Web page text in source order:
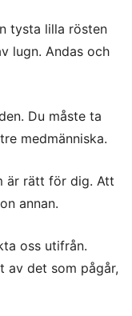
tysta lilla rösten
lugn. Andas och
Du måste ta
medmänniska.
är rätt för dig. Att
annan.
oss utifrån.
av det som pågår,